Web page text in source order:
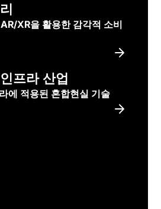
XR을 활용한 감각적 소비
프라 산업
에 적용된 혼합현실 기술